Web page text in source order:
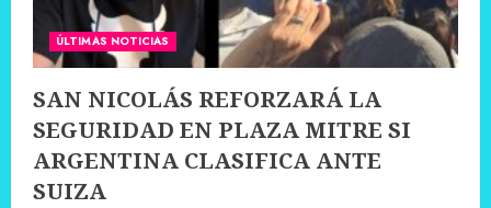
ÚLTIMAS NOTICIAS
SAN NICOLÁS REFORZARÁ LA
SEGURIDAD EN PLAZA MITRE SI
ARGENTINA CLASIFICA ANTE
SUIZA